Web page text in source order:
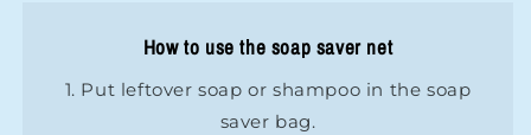
How to use the soap saver net
1. Put leftover soap or shampoo in the soap
saver bag.